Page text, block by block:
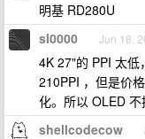
明基 RD280U
sl0000 Jun 18,
4K 27"的 PPI 太低
210PPI ，但是价
化。所以 OLED 不
shellcodecow